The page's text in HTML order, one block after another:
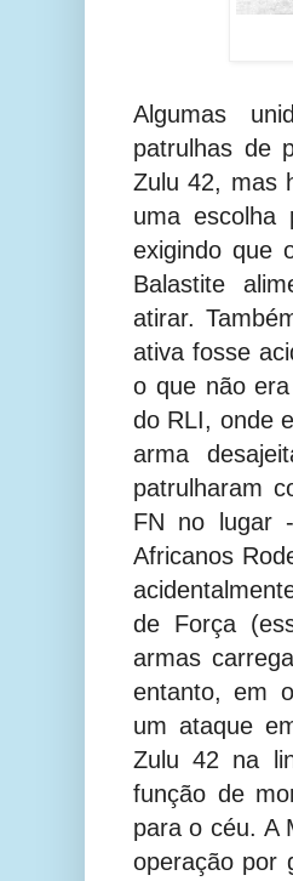
Algumas
patrulhas de
Zulu 42, mas
uma escolha
exigindo que
Balastite
atirar.
ativa fosse
o que não
do RLI, onde
arma
patrulharam
FN no lugar
Africanos
de Força
armas
entanto, em
um ataque
Zulu 42 na
função de
para o céu. A
operação por